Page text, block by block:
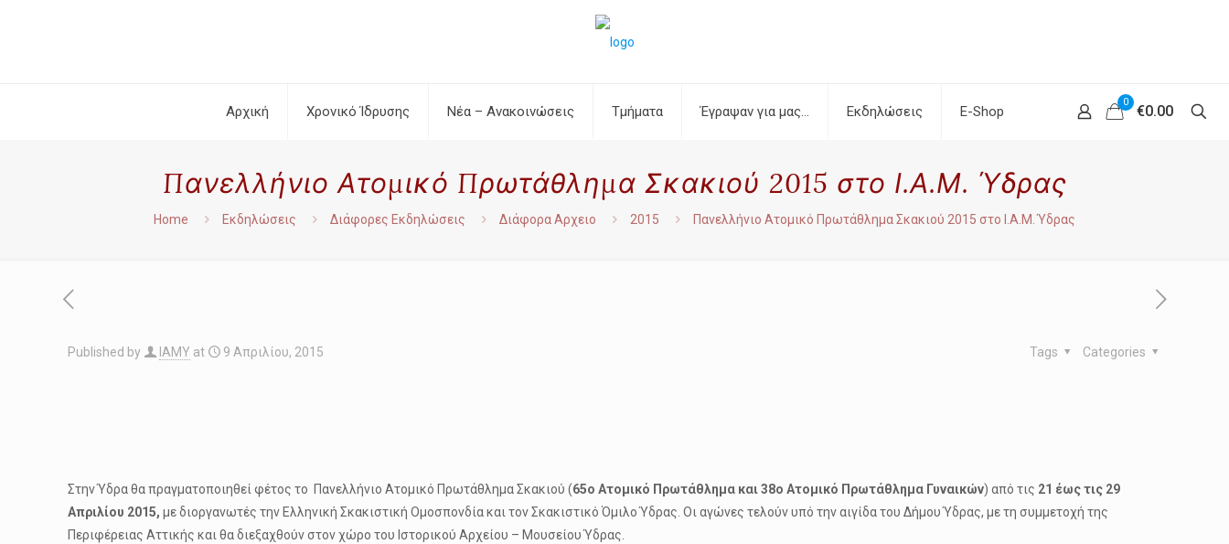
Αρχική Χρονικό Ίδρυσης Νέα – Ανακοινώσεις Τμήματα Έγραψαν για μας… Εκδηλώσεις E-Shop
0
€0.00
Πανελλήνιο Ατομικό Πρωτάθλημα Σκακιού 2015 στο Ι.Α.Μ. Ύδρας
Home Εκδηλώσεις Διάφορες Εκδηλώσεις Διάφορα Αρχειο 2015 Πανελλήνιο Ατομικό Πρωτάθλημα Σκακιού 2015 στο Ι.Α.Μ. Ύδρας
Published by IAMY at 9 Απριλίου, 2015 Categories
Tags
Στην Ύδρα θα πραγματοποιηθεί φέτος το Πανελλήνιο Ατομικό Πρωτάθλημα Σκακιού (65ο Ατομικό Πρωτάθλημα και 38ο Ατομικό Πρωτάθλημα Γυναικών) από τις 21 έως τις 29
Απριλίου 2015, με διοργανωτές την Ελληνική Σκακιστική Ομοσπονδία και τον Σκακιστικό Όμιλο Ύδρας. Oι αγώνες τελούν υπό την αιγίδα του Δήμου Ύδρας, με τη συμμετοχή της
Περιφέρειας Αττικής και θα διεξαχθούν στον χώρο του Ιστορικού Αρχείου – Μουσείου Ύδρας.